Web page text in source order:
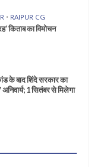
• RAIPUR CG
किताब का विमोचन
के बाद शिंदे सरकार का
1 सितंबर से मिलेगा